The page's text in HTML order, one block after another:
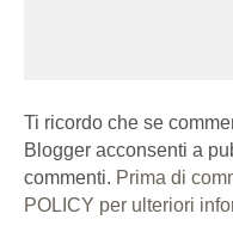
Ti ricordo che se
Blogger acconsenti a
commenti. Prima di
POLICY per ulteriori